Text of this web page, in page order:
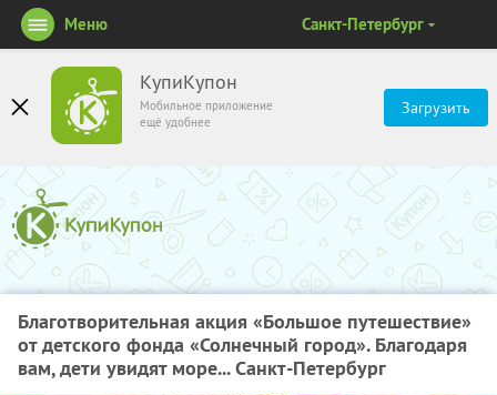
КупиКупон
Мобильное приложение
ещё удобнее
Загрузить
Меню Санкт-Петербург
Благотворительная акция «Большое путешествие»
от детского фонда «Солнечный город». Благодаря
вам, дети увидят море... Санкт-Петербург